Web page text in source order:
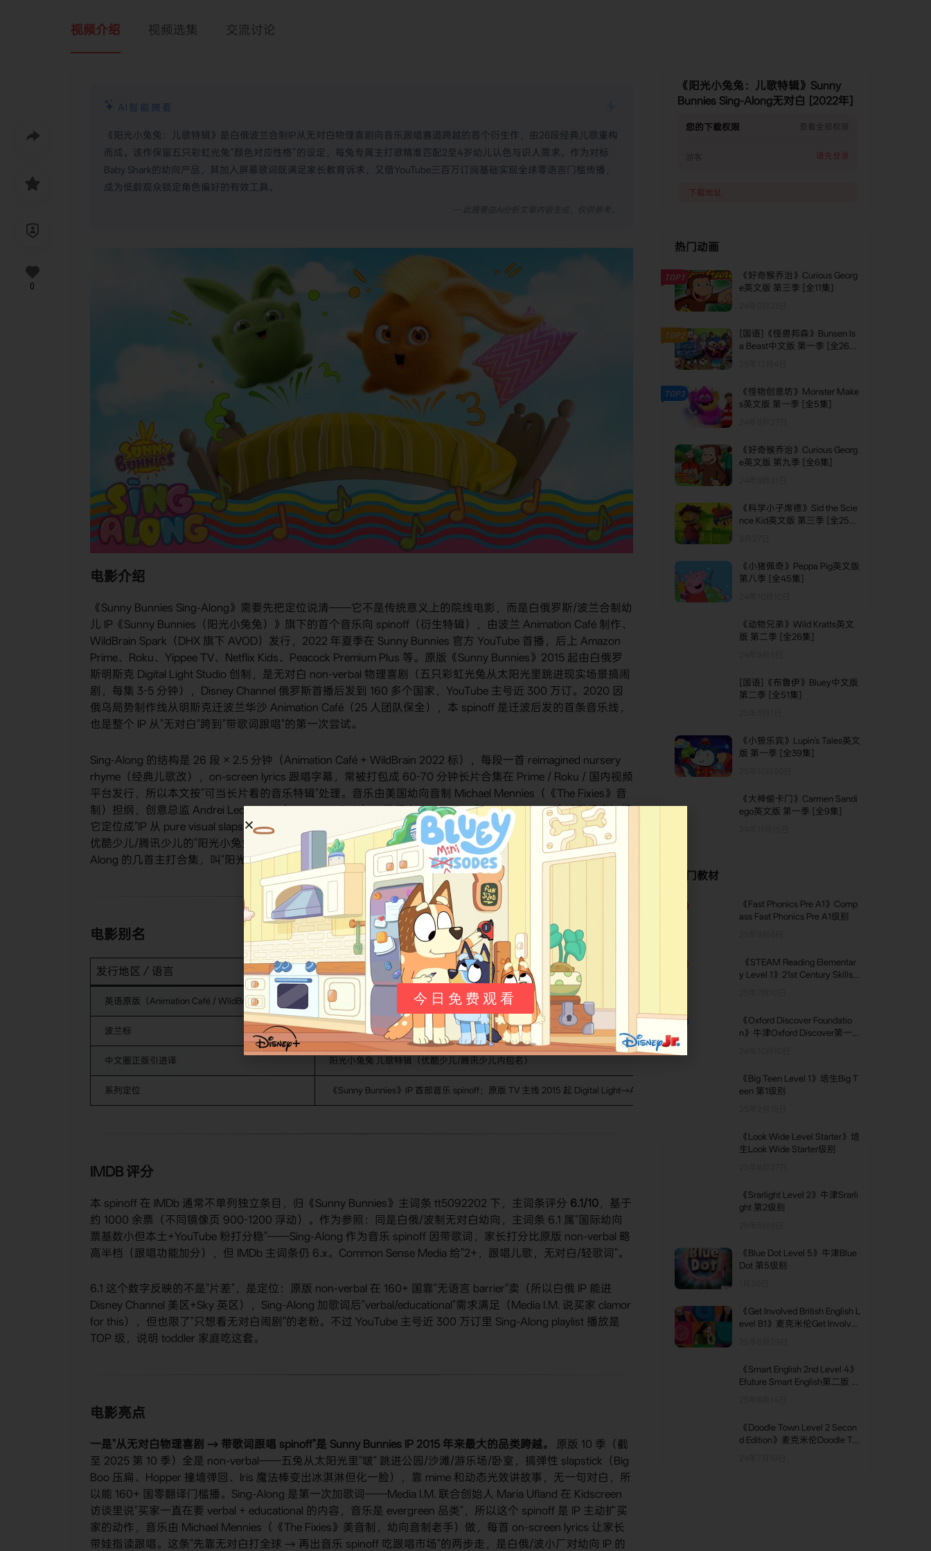
视频介绍 视频选集 交流讨论
AI智能摘要
《阳光小兔兔：儿歌特辑》是白俄波兰合制IP从无对白物理喜剧向音乐跟唱赛道跨越的首个衍生作，由26段经典儿歌重构
而成。该作保留五只彩虹光兔“颜色对应性格”的设定，每兔专属主打歌精准匹配2至4岁幼儿认色与识人需求。作为对标
Baby Shark的幼向产品，其加入屏幕歌词既满足家长教育诉求，又借YouTube三百万订阅基础实现全球零语言门槛传播，
成为低龄观众锁定角色偏好的有效工具。
电影介绍
《Sunny Bunnies Sing-Along》需要先把定位说清——它不是传统意义上的院线电影，而是白俄罗斯/波兰合制幼
儿 IP《Sunny Bunnies（阳光小兔兔）》旗下的首个音乐向 spinoff（衍生特辑），由波兰 Animation Café 制作、
WildBrain Spark（DHX 旗下 AVOD）发行，2022 年夏季在 Sunny Bunnies 官方 YouTube 首播，后上 Amazon
Prime、Roku、Yippee TV、Netflix Kids、Peacock Premium Plus 等。原版《Sunny Bunnies》2015 起由白俄罗
斯明斯克 Digital Light Studio 创制，是无对白 non-verbal 物理喜剧（五只彩虹光兔从太阳光里跳进现实场景搞闹
剧，每集 3-5 分钟），Disney Channel 俄罗斯首播后发到 160 多个国家，YouTube 主号近 300 万订。2020 因
俄乌局势制作线从明斯克迁波兰华沙 Animation Café（25 人团队保全），本 spinoff 是迁波后发的首条音乐线，
也是整个 IP 从"无对白"跨到"带歌词跟唱"的第一次尝试。
Sing-Along 的结构是 26 段 × 2.5 分钟（Animation Café + WildBrain 2022 标），每段一首 reimagined nursery
rhyme（经典儿歌改），on-screen lyrics 跟唱字幕，常被打包成 60-70 分钟长片合集在 Prime / Roku / 国内视频
平台发行，所以本文按"可当长片看的音乐特辑"处理。音乐由美国幼向音制 Michael Mennies（《The Fixies》音
制）担纲，创意总监 Andrei Ledzianeu（Animation Café），发行方 Media I.M.（Sunny Bunnies 全球发行商）把
它定位成"IP 从 pure visual slapstick 扩展到 musical 赛道"的样本，目标是对标 Baby Shark 级的跟唱市场。国内
优酷少儿/腾讯少儿的"阳光小兔兔"TV 版（无对白 3-5 分钟×多季）有正版国语引进，TV 版包里通常也带 Sing-
Along 的几首主打合集，叫"阳光小兔兔 儿歌特辑"。
电影别名
发行地区／语言 别名
英语原版（Animation Café / WildBrain Spark 标） Sunny Bunnies Sing-Along
波兰标 Słoneczne Zajączki: Sing-Along
中文圈正版引进译 阳光小兔兔 儿歌特辑（优酷少儿/腾讯少儿内包名）
系列定位 《Sunny Bunnies》IP 首部音乐 spinoff；原版 TV 主线 2015 起 Digital Light→Animation Café，10 季×26×3-5min，本 spinoff 26×2.5min 可拼长片合集
IMDB 评分
本 spinoff 在 IMDb 通常不单列独立条目，归《Sunny Bunnies》主词条 tt5092202 下，主词条评分 6.1/10 ，基于
约 1000 余票（不同镜像页 900-1200 浮动）。作为参照：同是白俄/波制无对白幼向，主词条 6.1 属"国际幼向
票基数小但本土+YouTube 粉打分稳"——Sing-Along 作为音乐 spinoff 因带歌词，家长打分比原版 non-verbal 略
高半档（跟唱功能加分），但 IMDb 主词条仍 6.x。Common Sense Media 给"2+，跟唱儿歌，无对白/轻歌词"。
6.1 这个数字反映的不是"片差"，是定位：原版 non-verbal 在 160+ 国靠"无语言 barrier"卖（所以白俄 IP 能进
Disney Channel 美区+Sky 英区），Sing-Along 加歌词后"verbal/educational"需求满足（Media I.M. 说买家 clamor
for this），但也限了"只想看无对白闹剧"的老粉。不过 YouTube 主号近 300 万订里 Sing-Along playlist 播放是
TOP 级，说明 toddler 家庭吃这套。
电影亮点
一是"从无对白物理喜剧 → 带歌词跟唱 spinoff"是 Sunny Bunnies IP 2015 年来最大的品类跨越。
​ 原版 10 季（截
至 2025 第 10 季）全是 non-verbal——五兔从太阳光里"啵" 跳进公园/沙滩/游乐场/卧室，搞弹性 slapstick（Big
Boo 压扁、Hopper 撞墙弹回、Iris 魔法棒变出冰淇淋但化一脸），靠 mime 和动态光效讲故事，无一句对白，所
以能 160+ 国零翻译门槛播。Sing-Along 是第一次加歌词——Media I.M. 联合创始人 Maria Ufland 在 Kidscreen
访谈里说"买家一直在要 verbal + educational 的内容，音乐是 evergreen 品类"，所以这个 spinoff 是 IP 主动扩买
家的动作，音乐由 Michael Mennies（《The Fixies》美音制，幼向音制老手）做，每首 on-screen lyrics 让家长
带娃指读跟唱。这条"先靠无对白打全球 → 再出音乐 spinoff 吃跟唱市场"的两步走，是白俄/波小厂对幼向 IP 的
0
《阳光小兔兔：儿歌特辑》Sunny
Bunnies Sing-Along无对白 [2022年]
您的下载权限 查看全部权限
游客 请先登录
下载地址
热门动画
TOP1
《好奇猴乔治》Curious Georg
e英文版 第三季 [全11集]
TOP2
[国语]《怪兽邦森》Bunsen Is
a Beast中文版 第一季 [全26
TOP3
《怪物创意坊》Monster Make
s英文版 第一季 [全5集]
《好奇猴乔治》Curious Georg
e英文版 第九季 [全6集]
《科学小子席德》Sid the Scie
nce Kid英文版 第三季 [全25
《小猪佩奇》Peppa Pig英文版
第八季 [全45集]
《动物兄弟》Wild Kratts英文
版 第二季 [全26集]
[国语]《布鲁伊》Bluey中文版
第二季 [全51集]
《小狼乐宾》Lupin's Tales英文
版 第一季 [全39集]
《大神偷卡门》Carmen Sandi
ego英文版 第一季 [全9集]
热门教材
《Fast Phonics Pre A1》Comp
ass Fast Phonics Pre A1级别
《STEAM Reading Elementar
y Level 1》21st Century Skills S
TOP3
《Oxford Discover Foundatio
n》牛津Oxford Discover第一
《Big Teen Level 1》培生Big T
een 第1级别
《Look Wide Level Starter》培
生Look Wide Starter级别
《Srarlight Level 2》牛津Srarli
ght 第2级别
《Blue Dot Level 5》牛津Blue
Dot 第5级别
《Get Involved British English L
evel B1》麦克米伦Get Involve
《Smart English 2nd Level 4》
Efuture Smart English第二版 第
《Doodle Town Level 2 Secon
d Edition》麦克米伦Doodle To
今日免费观看